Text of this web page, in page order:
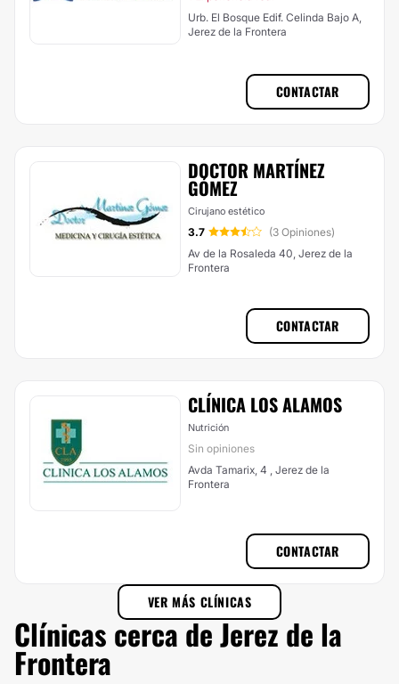
Urb. El Bosque Edif. Celinda Bajo A,
Jerez de la Frontera
CONTACTAR
DOCTOR MARTÍNEZ
GÓMEZ
Cirujano estético
3.7
(3 Opiniones)
Av de la Rosaleda 40, Jerez de la
Frontera
CONTACTAR
CLÍNICA LOS ALAMOS
Nutrición
Sin opiniones
Avda Tamarix, 4 , Jerez de la
Frontera
CONTACTAR
VER MÁS CLÍNICAS
Clínicas cerca de Jerez de la
Frontera